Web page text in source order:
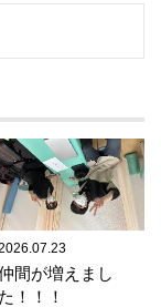
間が増えまし
た！！！